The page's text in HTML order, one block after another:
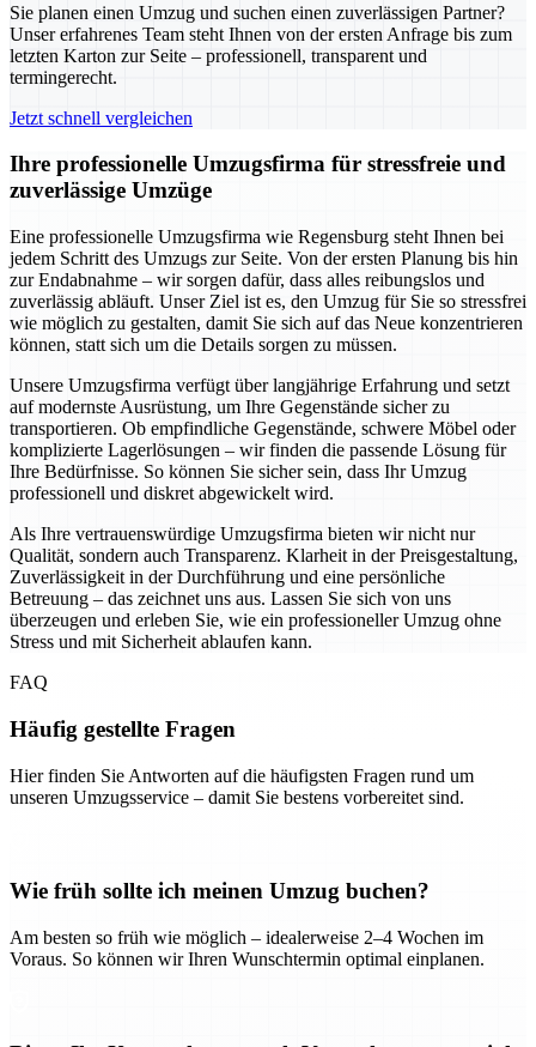
Sie planen einen Umzug und suchen einen zuverlässigen Partner?
Unser erfahrenes Team steht Ihnen von der ersten Anfrage bis zum
letzten Karton zur Seite – professionell, transparent und
termingerecht.
Jetzt schnell vergleichen
Ihre professionelle Umzugsfirma für stressfreie und
zuverlässige Umzüge
Eine professionelle Umzugsfirma wie Regensburg steht Ihnen bei
jedem Schritt des Umzugs zur Seite. Von der ersten Planung bis hin
zur Endabnahme – wir sorgen dafür, dass alles reibungslos und
zuverlässig abläuft. Unser Ziel ist es, den Umzug für Sie so stressfrei
wie möglich zu gestalten, damit Sie sich auf das Neue konzentrieren
können, statt sich um die Details sorgen zu müssen.
Unsere Umzugsfirma verfügt über langjährige Erfahrung und setzt
auf modernste Ausrüstung, um Ihre Gegenstände sicher zu
transportieren. Ob empfindliche Gegenstände, schwere Möbel oder
komplizierte Lagerlösungen – wir finden die passende Lösung für
Ihre Bedürfnisse. So können Sie sicher sein, dass Ihr Umzug
professionell und diskret abgewickelt wird.
Als Ihre vertrauenswürdige Umzugsfirma bieten wir nicht nur
Qualität, sondern auch Transparenz. Klarheit in der Preisgestaltung,
Zuverlässigkeit in der Durchführung und eine persönliche
Betreuung – das zeichnet uns aus. Lassen Sie sich von uns
überzeugen und erleben Sie, wie ein professioneller Umzug ohne
Stress und mit Sicherheit ablaufen kann.
FAQ
Häufig gestellte Fragen
Hier finden Sie Antworten auf die häufigsten Fragen rund um
unseren Umzugsservice – damit Sie bestens vorbereitet sind.
Wie früh sollte ich meinen Umzug buchen?
Am besten so früh wie möglich – idealerweise 2–4 Wochen im
Voraus. So können wir Ihren Wunschtermin optimal einplanen.